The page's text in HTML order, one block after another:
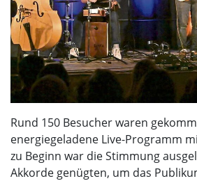
Rund 150 Besucher waren
energiegeladene Live-Programm
zu Beginn war die Stimmung
Akkorde genügten, um das